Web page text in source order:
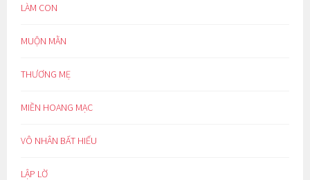
LÀM CON
MUỘN MẰN
THƯƠNG MẸ
MIỀN HOANG MẠC
VÔ NHÂN BẤT HIẾU
LẬP LỜ